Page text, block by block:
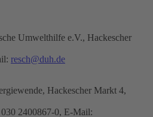
Umwelthilfe e.V., Hackescher
resch@duh.de
Hackescher Markt 4,
2400867-0, E-Mail: